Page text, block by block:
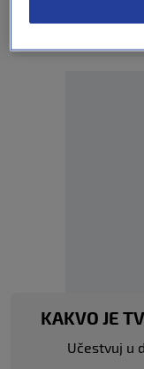
KAKVO JE
Učestvuj u